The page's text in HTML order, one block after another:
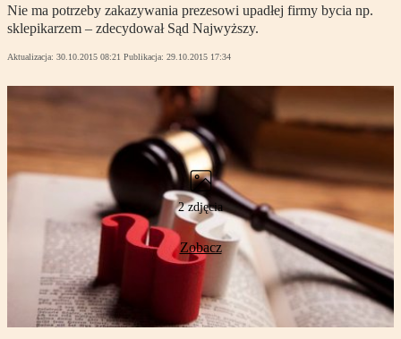
Nie ma potrzeby zakazywania prezesowi upadłej firmy bycia np.
sklepikarzem – zdecydował Sąd Najwyższy.
Aktualizacja: 30.10.2015 08:21 Publikacja: 29.10.2015 17:34
2 zdjęcia
Zobacz